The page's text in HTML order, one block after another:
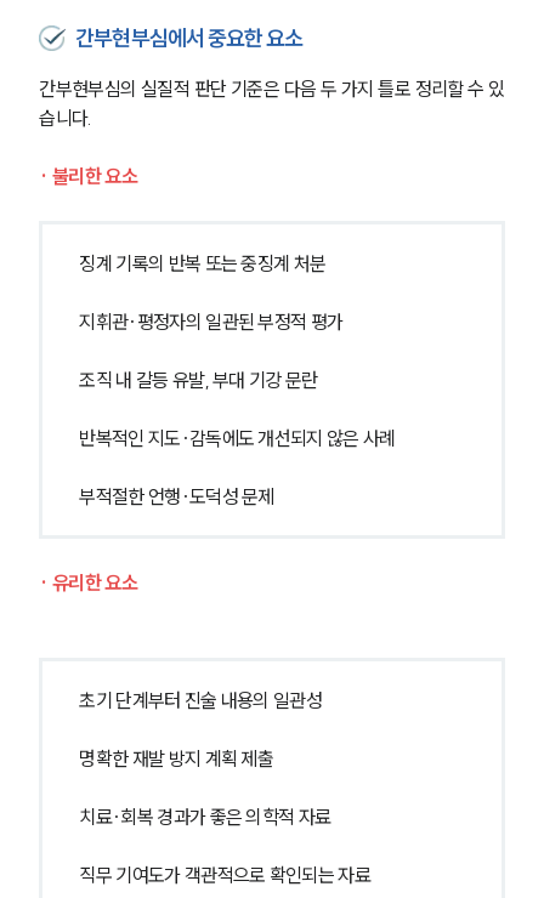
간부현부심에서 중요한 요소
간부현부심의 실질적 판단 기준은 다음 두 가지 틀로 정리할 수 있
습니다.
· 불리한 요소
징계 기록의 반복 또는 중징계 처분
지휘관·평정자의 일관된 부정적 평가
조직 내 갈등 유발, 부대 기강 문란
반복적인 지도·감독에도 개선되지 않은 사례
부적절한 언행·도덕성 문제
· 유리한 요소
초기 단계부터 진술 내용의 일관성
명확한 재발 방지 계획 제출
치료·회복 경과가 좋은 의학적 자료
직무 기여도가 객관적으로 확인되는 자료